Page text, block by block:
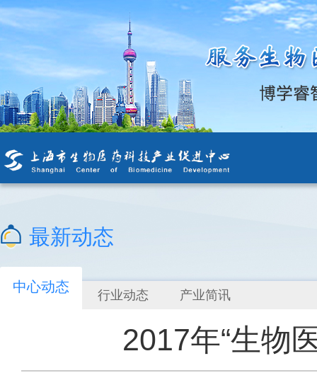
最新动态
中心动态
行业动态 产业简讯
2017年“生物